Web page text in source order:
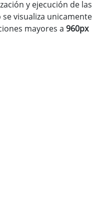
y ejecución de las
visualiza unicamente
mayores a 960px